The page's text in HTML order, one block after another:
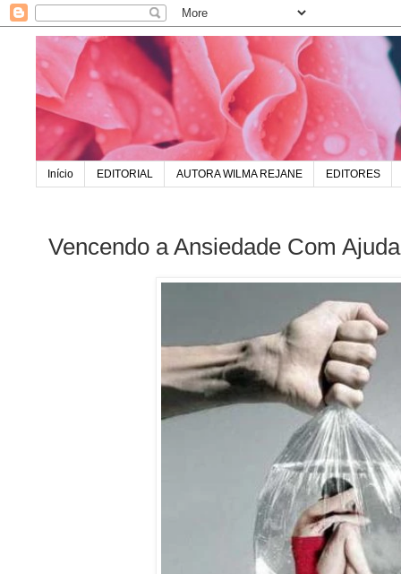
Início EDITORIAL AUTORA WILMA REJANE EDITORES
Vencendo a Ansiedade Com